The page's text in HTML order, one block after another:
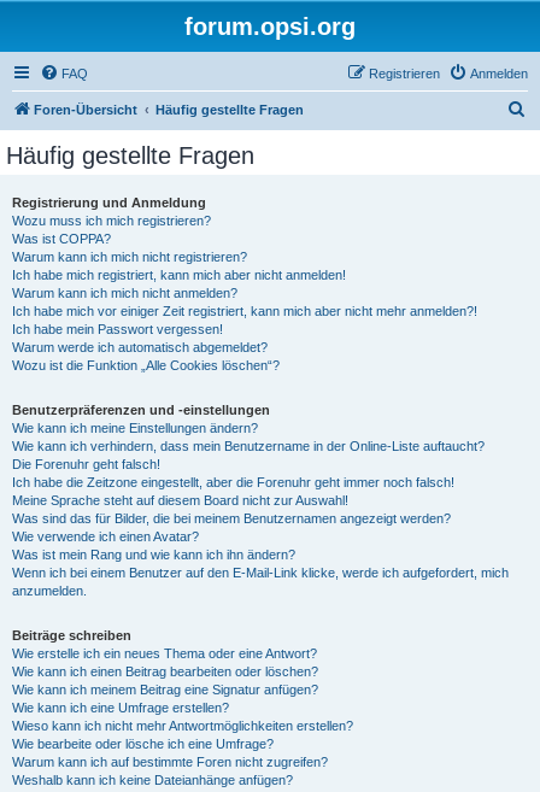
forum.opsi.org
FAQ Anmelden
Registrieren
Foren-Übersicht Häufig gestellte Fragen
Häufig gestellte Fragen
Registrierung und Anmeldung
Wozu muss ich mich registrieren?
Was ist COPPA?
Warum kann ich mich nicht registrieren?
Ich habe mich registriert, kann mich aber nicht anmelden!
Warum kann ich mich nicht anmelden?
Ich habe mich vor einiger Zeit registriert, kann mich aber nicht mehr anmelden?!
Ich habe mein Passwort vergessen!
Warum werde ich automatisch abgemeldet?
Wozu ist die Funktion „Alle Cookies löschen“?
Benutzerpräferenzen und -einstellungen
Wie kann ich meine Einstellungen ändern?
Wie kann ich verhindern, dass mein Benutzername in der Online-Liste auftaucht?
Die Forenuhr geht falsch!
Ich habe die Zeitzone eingestellt, aber die Forenuhr geht immer noch falsch!
Meine Sprache steht auf diesem Board nicht zur Auswahl!
Was sind das für Bilder, die bei meinem Benutzernamen angezeigt werden?
Wie verwende ich einen Avatar?
Was ist mein Rang und wie kann ich ihn ändern?
Wenn ich bei einem Benutzer auf den E-Mail-Link klicke, werde ich aufgefordert, mich
anzumelden.
Beiträge schreiben
Wie erstelle ich ein neues Thema oder eine Antwort?
Wie kann ich einen Beitrag bearbeiten oder löschen?
Wie kann ich meinem Beitrag eine Signatur anfügen?
Wie kann ich eine Umfrage erstellen?
Wieso kann ich nicht mehr Antwortmöglichkeiten erstellen?
Wie bearbeite oder lösche ich eine Umfrage?
Warum kann ich auf bestimmte Foren nicht zugreifen?
Weshalb kann ich keine Dateianhänge anfügen?